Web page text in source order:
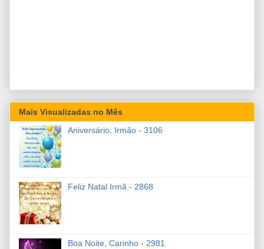
Mais Visualizadas no Mês
Aniversário, Irmão - 3106
Feliz Natal Irmã - 2868
Boa Noite, Carinho - 2981